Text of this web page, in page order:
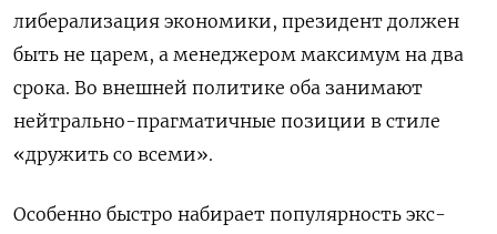
либерализация экономики, президент должен
быть не царем, а менеджером максимум на два
срока. Во внешней политике оба занимают
нейтрально-прагматичные позиции в стиле
«дружить со всеми».
Особенно быстро набирает популярность экс-